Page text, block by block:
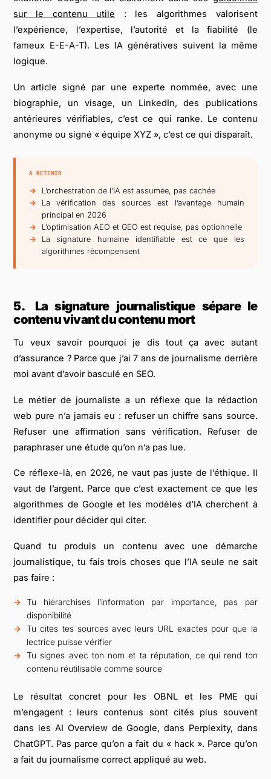
sur le contenu utile : les algorithmes valorisent
l’expérience, l’expertise, l’autorité et la fiabilité (le
fameux E-E-A-T). Les IA génératives suivent la même
logique.
Un article signé par une experte nommée, avec une
biographie, un visage, un LinkedIn, des publications
antérieures vérifiables, c’est ce qui ranke. Le contenu
anonyme ou signé « équipe XYZ », c’est ce qui disparaît.
À RETENIR
L’orchestration de l’IA est assumée, pas cachée
La vérification des sources est l’avantage humain
principal en 2026
L’optimisation AEO et GEO est requise, pas optionnelle
La signature humaine identifiable est ce que les
algorithmes récompensent
5.
La signature journalistique sépare le
contenu vivant du contenu mort
Tu veux savoir pourquoi je dis tout ça avec autant
d’assurance ? Parce que j’ai 7 ans de journalisme derrière
moi avant d’avoir basculé en SEO.
Le métier de journaliste a un réflexe que la rédaction
web pure n’a jamais eu : refuser un chiffre sans source.
Refuser une affirmation sans vérification. Refuser de
paraphraser une étude qu’on n’a pas lue.
Ce réflexe-là, en 2026, ne vaut pas juste de l’éthique. Il
vaut de l’argent. Parce que c’est exactement ce que les
algorithmes de Google et les modèles d’IA cherchent à
identifier pour décider qui citer.
Quand tu produis un contenu avec une démarche
journalistique, tu fais trois choses que l’IA seule ne sait
pas faire :
Tu hiérarchises l’information par importance, pas par
disponibilité
Tu cites tes sources avec leurs URL exactes pour que la
lectrice puisse vérifier
Tu signes avec ton nom et ta réputation, ce qui rend ton
contenu réutilisable comme source
Le résultat concret pour les OBNL et les PME qui
m’engagent : leurs contenus sont cités plus souvent
dans les AI Overview de Google, dans Perplexity, dans
ChatGPT. Pas parce qu’on a fait du « hack ». Parce qu’on
a fait du journalisme correct appliqué au web.